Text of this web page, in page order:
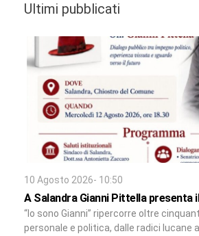
Ultimi pubblicati
10 Agosto 2026- 10:50
A Salandra Gianni Pittella presenta
“Io sono Gianni” ripercorre oltre
personale e politica, dalle radici lucane